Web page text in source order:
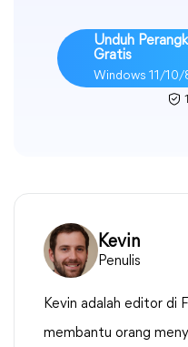
Unduh
Gratis
Windows 11/
Kevin
Penulis
Kevin adalah editor di
membantu orang